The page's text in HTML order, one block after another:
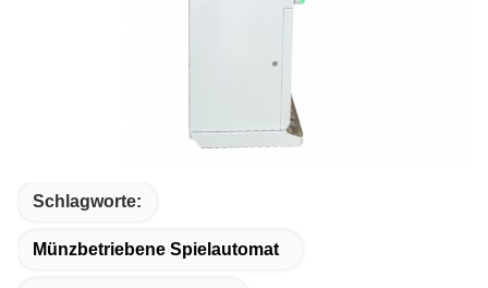
Schlagworte:
Münzbetriebene Spielautomat